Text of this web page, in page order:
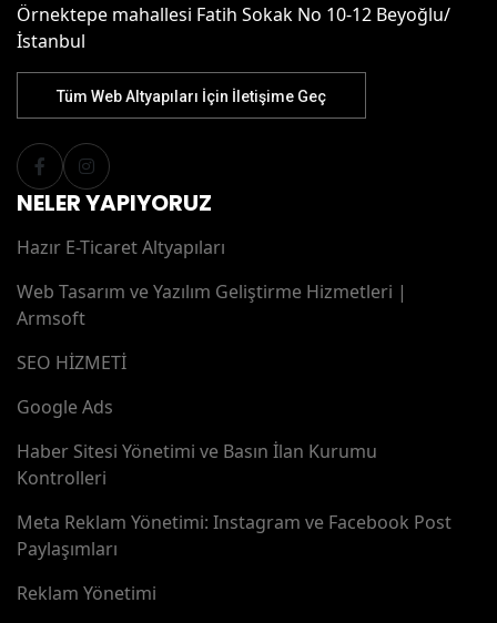
Örnektepe mahallesi Fatih Sokak No 10-12 Beyoğlu/
İstanbul
Tüm Web Altyapıları İçin İletişime Geç
NELER YAPIYORUZ
Hazır E-Ticaret Altyapıları
Web Tasarım ve Yazılım Geliştirme Hizmetleri |
Armsoft
SEO HİZMETİ
Google Ads
Haber Sitesi Yönetimi ve Basın İlan Kurumu
Kontrolleri
Meta Reklam Yönetimi: Instagram ve Facebook Post
Paylaşımları
Reklam Yönetimi